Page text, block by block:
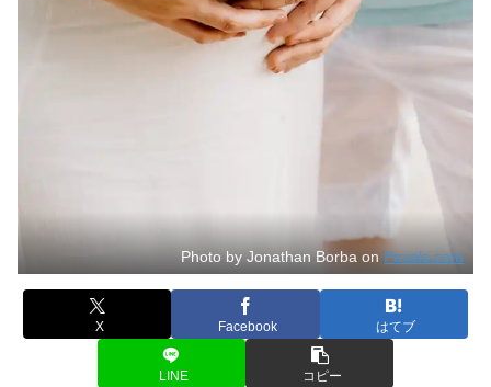
Photo by Jonathan Borba on Pexels.com
X Facebook はてブ
LINE コピー